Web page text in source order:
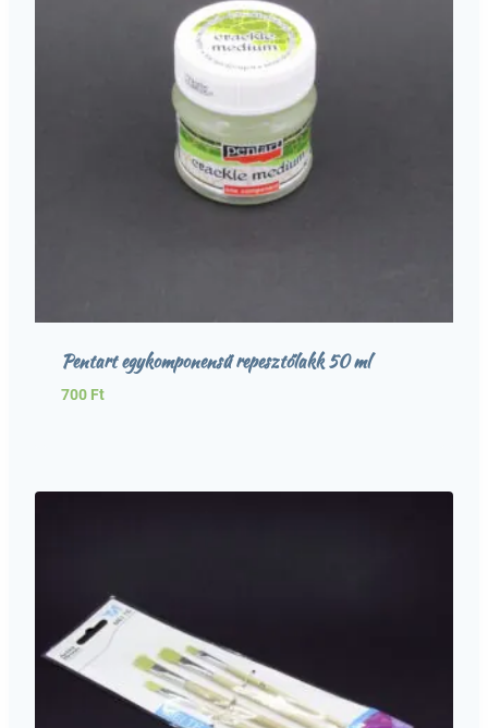
Pentart egykomponensű repesztőlakk 50 ml
700 Ft